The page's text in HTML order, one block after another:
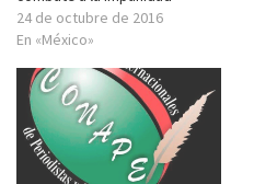
24 de octubre de 2016
En «México»